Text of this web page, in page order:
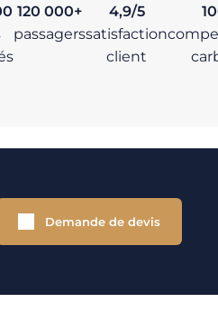
120 000+
passagers
4,9/5
satisfaction
client
Demande de devis